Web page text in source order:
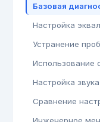
Базовая
Настройка
Устранение
Использование
Настройка
Сравнение
Инженерное